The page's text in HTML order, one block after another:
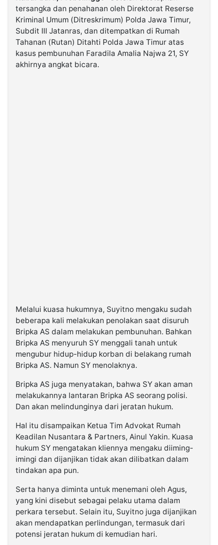
Kabarbaru.co
2026
tersangka dan penahanan oleh Direktorat Reserse
Kriminal Umum (Ditreskrimum) Polda Jawa Timur,
Subdit III Jatanras, dan ditempatkan di Rumah
Tahanan (Rutan) Ditahti Polda Jawa Timur atas
kasus pembunuhan Faradila Amalia Najwa 21, SY
akhirnya angkat bicara.
Melalui kuasa hukumnya, Suyitno mengaku sudah
beberapa kali melakukan penolakan saat disuruh
Bripka AS dalam melakukan pembunuhan. Bahkan
Bripka AS menyuruh SY menggali tanah untuk
mengubur hidup-hidup korban di belakang rumah
Bripka AS. Namun SY menolaknya.
Bripka AS juga menyatakan, bahwa SY akan aman
melakukannya lantaran Bripka AS seorang polisi.
Dan akan melindunginya dari jeratan hukum.
Hal itu disampaikan Ketua Tim Advokat Rumah
Keadilan Nusantara & Partners, Ainul Yakin. Kuasa
hukum SY mengatakan kliennya mengaku diiming-
imingi dan dijanjikan tidak akan dilibatkan dalam
tindakan apa pun.
Serta hanya diminta untuk menemani oleh Agus,
yang kini disebut sebagai pelaku utama dalam
perkara tersebut. Selain itu, Suyitno juga dijanjikan
akan mendapatkan perlindungan, termasuk dari
potensi jeratan hukum di kemudian hari.